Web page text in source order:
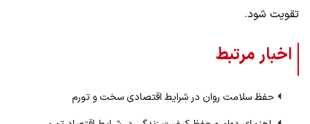
تقویت شود.
اخبار مرتبط
حفظ سلامت روان در شرایط اقتصادی سخت و تورم